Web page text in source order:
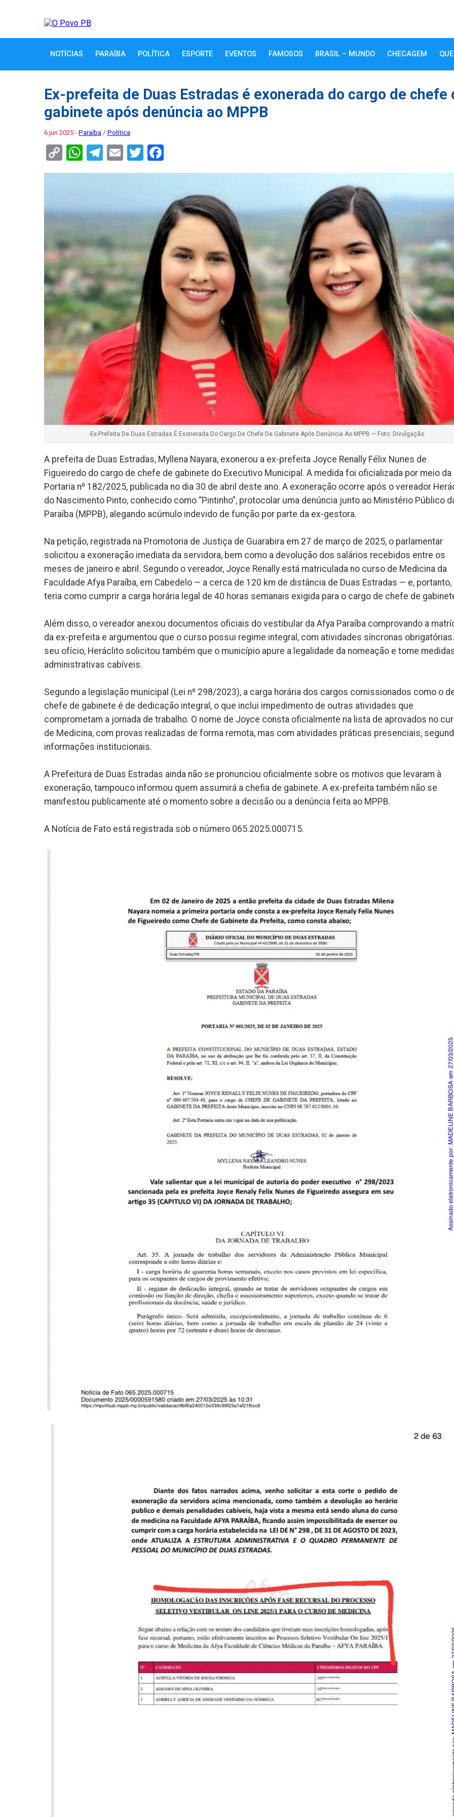
NOTÍCIAS PARAÍBA POLÍTICA ESPORTE EVENTOS FAMOSOS BRASIL – MUNDO CHECAGEM
Ex-prefeita de Duas Estradas é exonerada do cargo de chefe
gabinete após denúncia ao MPPB
6 jun 2025 - Paraíba / Política
Copy
Link
WhatsApp
Telegram
EmailTwitter
Ex-Prefeita De Duas Estradas É Exonerada Do Cargo De Chefe De Gabinete Após Denúncia Ao MPPB — Foto: Divulgação
A prefeita de Duas Estradas, Myllena Nayara, exonerou a ex-prefeita Joyce Renally Félix Nunes de
Figueiredo do cargo de chefe de gabinete do Executivo Municipal. A medida foi oficializada por meio da
Portaria nº 182/2025, publicada no dia 30 de abril deste ano. A exoneração ocorre após o vereador
do Nascimento Pinto, conhecido como “Pintinho”, protocolar uma denúncia junto ao Ministério Público
Paraíba (MPPB), alegando acúmulo indevido de função por parte da ex-gestora.
Na petição, registrada na Promotoria de Justiça de Guarabira em 27 de março de 2025, o parlamentar
solicitou a exoneração imediata da servidora, bem como a devolução dos salários recebidos entre os
meses de janeiro e abril. Segundo o vereador, Joyce Renally está matriculada no curso de Medicina da
Faculdade Afya Paraíba, em Cabedelo — a cerca de 120 km de distância de Duas Estradas — e, portanto,
teria como cumprir a carga horária legal de 40 horas semanais exigida para o cargo de chefe de
Além disso, o vereador anexou documentos oficiais do vestibular da Afya Paraíba comprovando a
da ex-prefeita e argumentou que o curso possui regime integral, com atividades síncronas
seu ofício, Heráclito solicitou também que o município apure a legalidade da nomeação e tome
administrativas cabíveis.
Segundo a legislação municipal (Lei nº 298/2023), a carga horária dos cargos comissionados como o
chefe de gabinete é de dedicação integral, o que inclui impedimento de outras atividades que
comprometam a jornada de trabalho. O nome de Joyce consta oficialmente na lista de aprovados no
de Medicina, com provas realizadas de forma remota, mas com atividades práticas presenciais,
informações institucionais.
A Prefeitura de Duas Estradas ainda não se pronunciou oficialmente sobre os motivos que levaram à
exoneração, tampouco informou quem assumirá a chefia de gabinete. A ex-prefeita também não se
manifestou publicamente até o momento sobre a decisão ou a denúncia feita ao MPPB.
A Notícia de Fato está registrada sob o número 065.2025.000715.